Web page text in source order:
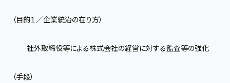
（目的１／企業統治の在り方）
社外取締役等による株式会社の経営に対する監査等の強化
（手段）